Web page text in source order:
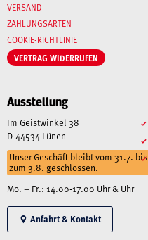
VERSAND
ZAHLUNGSARTEN
COOKIE-RICHTLINIE
VERTRAG WIDERRUFEN
Ausstellung
Im Geistwinkel 38
D-44534 Lünen
Unser Geschäft bleibt vom 31.7. bis
zum 3.8. geschlossen.
Mo. – Fr.: 14.00-17.00 Uhr & Uhr
Anfahrt & Kontakt